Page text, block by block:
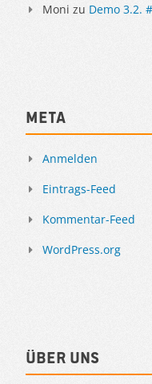
Moni zu Demo 3.2.
Meta
Anmelden
Eintrags-Feed
Kommentar-Feed
WordPress.org
Über uns